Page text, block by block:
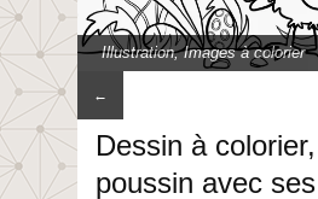
Illustration,Images à colorier
←
Dessin à
poussin avec